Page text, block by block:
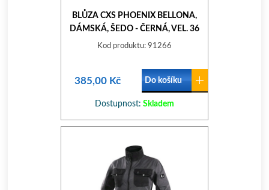
BLŮZA CXS PHOENIX BELLONA,
DÁMSKÁ, ŠEDO - ČERNÁ, VEL. 36
Kod produktu: 91266
385,00 Kč Do košíku
Dostupnost: Skladem